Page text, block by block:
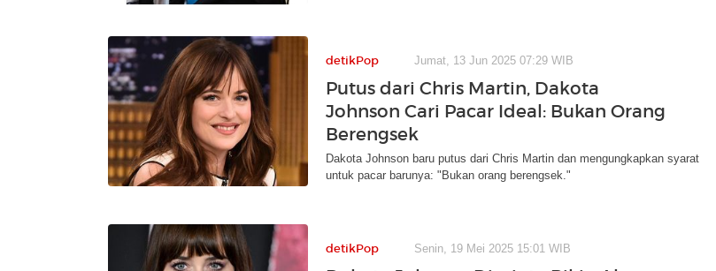
detikPop Jumat, 13 Jun 2025 07:29 WIB
Putus dari Chris Martin, Dakota
Johnson Cari Pacar Ideal: Bukan Orang
Berengsek
Dakota Johnson baru putus dari Chris Martin dan mengungkapkan syarat
untuk pacar barunya: "Bukan orang berengsek."
detikPop Senin, 19 Mei 2025 15:01 WIB